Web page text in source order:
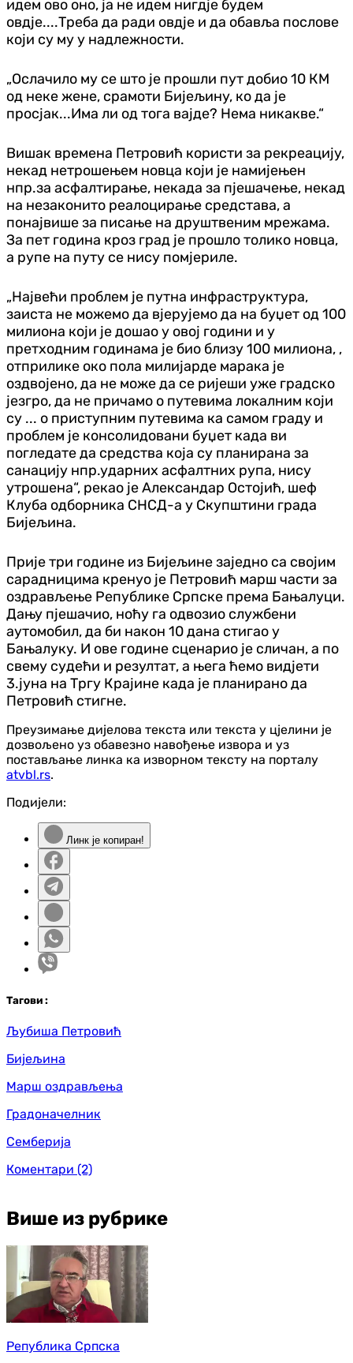
идем ово оно, ја не идем нигдје будем
овдје....Треба да ради овдје и да обавља послове
који су му у надлежности.
„Ослачило му се што је прошли пут добио 10 КМ
од неке жене, срамоти Бијељину, ко да је
просјак...Има ли од тога вајде? Нема никакве.“
Вишак времена Петровић користи за рекреацију,
некад нетрошењем новца који је намијењен
нпр.за асфалтирање, некада за пјешачење, некад
на незаконито реалоцирање средстава, а
понајвише за писање на друштвеним мрежама.
За пет година кроз град је прошло толико новца,
а рупе на путу се нису помјериле.
„Највећи проблем је путна инфраструктура,
заиста не можемо да вјерујемо да на буџет од 100
милиона који је дошао у овој години и у
претходним годинама је био близу 100 милиона, ,
отприлике око пола милијарде марака је
оздвојено, да не може да се ријеши уже градско
језгро, да не причамо о путевима локалним који
су ... о приступним путевима ка самом граду и
проблем је консолидовани буџет када ви
погледате да средства која су планирана за
санацију нпр.ударних асфалтних рупа, нису
утрошена“, рекао је Александар Остојић, шеф
Клуба одборника СНСД-а у Скупштини града
Бијељина.
Прије три године из Бијељине заједно са својим
сарадницима кренуо је Петровић марш части за
оздрављење Републике Српске према Бањалуци.
Дању пјешачио, ноћу га одвозио службени
аутомобил, да би након 10 дана стигао у
Бањалуку. И ове године сценарио је сличан, а по
свему судећи и резултат, а њега ћемо видјети
3.јуна на Тргу Крајине када је планирано да
Петровић стигне.
Преузимање дијелова текста или текста у цјелини је
дозвољено уз обавезно навођење извора и уз
постављање линка ка изворном тексту на порталу
atvbl.rs.
Подијели:
Линк је копиран!
Тагови :
Љубиша Петровић
Бијељина
Марш оздрављења
Градоначелник
Семберија
Коментари (2)
Више из рубрике
Република Српска